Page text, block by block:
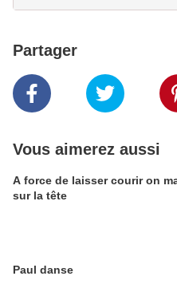
Partager
Vous aimerez aussi
A force de laisser courir on
sur la tête
Paul danse